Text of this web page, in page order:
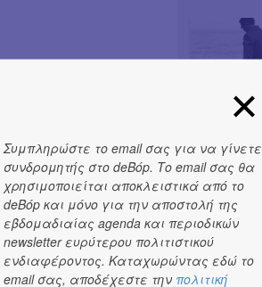
Συμπληρώστε το email σας για να γίνετε
συνδρομητής στο deBόp. Το email σας θα
χρησιμοποιείται αποκλειστικά από το
deBόp και μόνο για την αποστολή της
εβδομαδιαίας agenda και περιοδικών
newsletter ευρύτερου πολιτιστικού
ενδιαφέροντος. Καταχωρώντας εδώ το
email σας, αποδέχεστε την πολιτική